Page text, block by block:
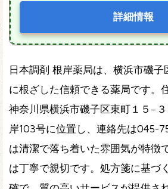
詳細情報
日本調剤 根岸薬局は、横浜市磯
に根ざした信頼できる薬局です。
神奈川県横浜市磯子区東町１５−
岸103号に位置し、連絡先は045-
は清潔で落ち着いた雰囲気が特徴
は丁寧で親切です。処方箋に基づ